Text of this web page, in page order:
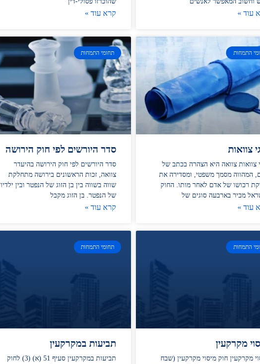
עוד » קרא עוד »
התמחות
צוואות
צוואות צוואה היא הצהרה בכתב של
המהווה מסמך משפטי, ומסדירה את
רכושו של אדם לאחר מותו. החוק
מכיר בארבעה סוגים של
עוד »
תחומי התמחות
סדר היורשים לפי חוק הירושה
סדר היורשים לפי חוק הירושה בהיעדר
צוואה, זכות הראשונים בירושה מתחלקת
שווה בשווה בין בן הזוג של הנפטר ובין ילדיו
של הנפטר. בן הזוג מקבל
קרא עוד »
התמחות
מקרקעין
מקרקעין חוק מיסוי מקרקעין (שבח
תחומי התמחות
תביעות במקרקעין
תביעות במקרקעין סעיף 51 (א) (3) לחוק